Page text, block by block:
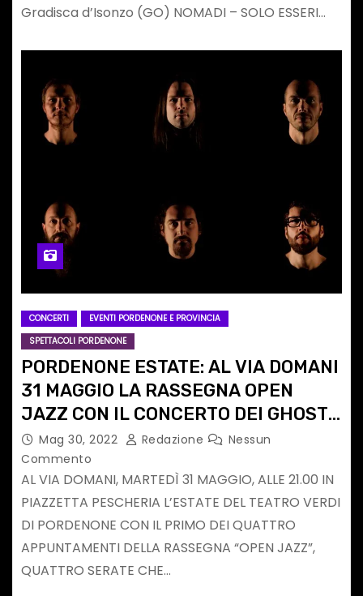
Gradisca d’Isonzo (GO) NOMADI – SOLO ESSERI…
CONCERTI
EVENTI PORDENONE E PROVINCIA
SPETTACOLI PORDENONE
PORDENONE ESTATE: AL VIA DOMANI
31 MAGGIO LA RASSEGNA OPEN
JAZZ CON IL CONCERTO DEI GHOST
HORSE
Mag 30, 2022 Redazione
Nessun
Commento
AL VIA DOMANI, MARTEDÌ 31 MAGGIO, ALLE 21.00 IN
PIAZZETTA PESCHERIA L’ESTATE DEL TEATRO VERDI
DI PORDENONE CON IL PRIMO DEI QUATTRO
APPUNTAMENTI DELLA RASSEGNA “OPEN JAZZ”,
QUATTRO SERATE CHE…